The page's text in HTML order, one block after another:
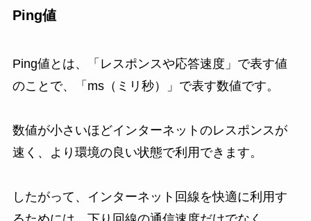
Ping値
Ping値とは、「レスポンスや応答速度」で表す値
のことで、「ms（ミリ秒）」で表す数値です。
数値が小さいほどインターネットのレスポンスが
速く、より環境の良い状態で利用できます。
したがって、インターネット回線を快適に利用す